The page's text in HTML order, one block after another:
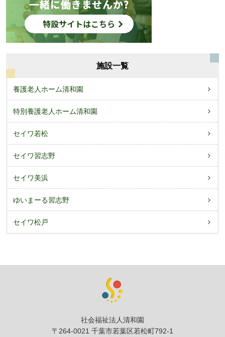
施設一覧
養護老人ホーム清和園
特別養護老人ホーム清和園
セイワ若松
セイワ習志野
セイワ美浜
ゆいまーる習志野
セイワ松戸
社会福祉法人清和園
〒264-0021 千葉市若葉区若松町792-1